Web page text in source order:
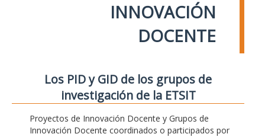
INNOVACIÓN
DOCENTE
Los PID y GID de los grupos de
investigación de la ETSIT
Proyectos de Innovación Docente y Grupos de
Innovación Docente coordinados o participados por